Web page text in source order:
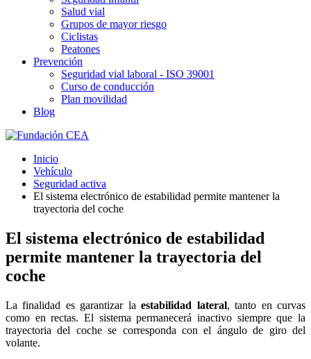
Salud vial
Grupos de mayor riesgo
Ciclistas
Peatones
Prevención
Seguridad vial laboral - ISO 39001
Curso de conducción
Plan movilidad
Blog
Inicio
Vehículo
Seguridad activa
El sistema electrónico de estabilidad permite mantener la
trayectoria del coche
El sistema electrónico de estabilidad
permite mantener la trayectoria del
coche
La finalidad es garantizar laestabilidad lateral, tanto en curvas
como en rectas. El sistema permanecerá inactivo siempre que la
trayectoria del coche se corresponda con el ángulo de giro del
volante.